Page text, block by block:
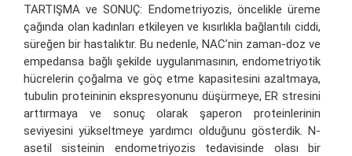
TARTIŞMA ve SONUÇ: Endometriyozis, öncelikle üreme
çağında olan kadınları etkileyen ve kısırlıkla bağlantılı ciddi,
süreğen bir hastalıktır. Bu nedenle, NAC’nin zaman-doz ve
empedansa bağlı şekilde uygulanmasının, endometriyotik
hücrelerin çoğalma ve göç etme kapasitesini azaltmaya,
tubulin proteininin ekspresyonunu düşürmeye, ER stresini
arttırmaya ve sonuç olarak şaperon proteinlerinin
seviyesini yükseltmeye yardımcı olduğunu gösterdik. N-
asetil sisteinin endometriyozis tedavisinde olası bir